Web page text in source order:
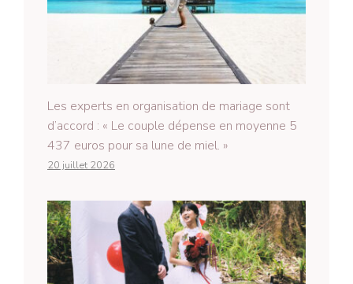
Les experts en organisation de mariage sont
d’accord : « Le couple dépense en moyenne 5
437 euros pour sa lune de miel. »
20 juillet 2026